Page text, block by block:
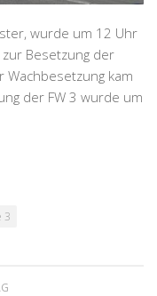
wurde um 12 Uhr
Besetzung der
kam
der FW 3 wurde um
3